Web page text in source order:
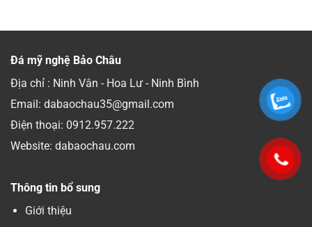
Đá mỹ nghệ Bảo Châu
Địa chỉ : Ninh Vân - Hoa Lư - Ninh Bình
Email: dabaochau35@gmail.com
Điện thoại: 0912.957.222
Website: dabaochau.com
Thông tin bổ sung
Giới thiệu